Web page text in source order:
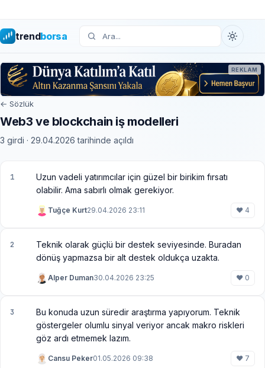
trendborsa
REKLAM
← Sözlük
Web3 ve blockchain iş modelleri
3 girdi · 29.04.2026 tarihinde açıldı
1
Uzun vadeli yatırımcılar için güzel bir birikim fırsatı
olabilir. Ama sabırlı olmak gerekiyor.
Tuğçe Kurt29.04.2026 23:11 ♥ 4
2
Teknik olarak güçlü bir destek seviyesinde. Buradan
dönüş yapmazsa bir alt destek oldukça uzakta.
Alper Duman30.04.2026 23:25 ♥ 0
3
Bu konuda uzun süredir araştırma yapıyorum. Teknik
göstergeler olumlu sinyal veriyor ancak makro riskleri
göz ardı etmemek lazım.
Cansu Peker01.05.2026 09:38 ♥ 7